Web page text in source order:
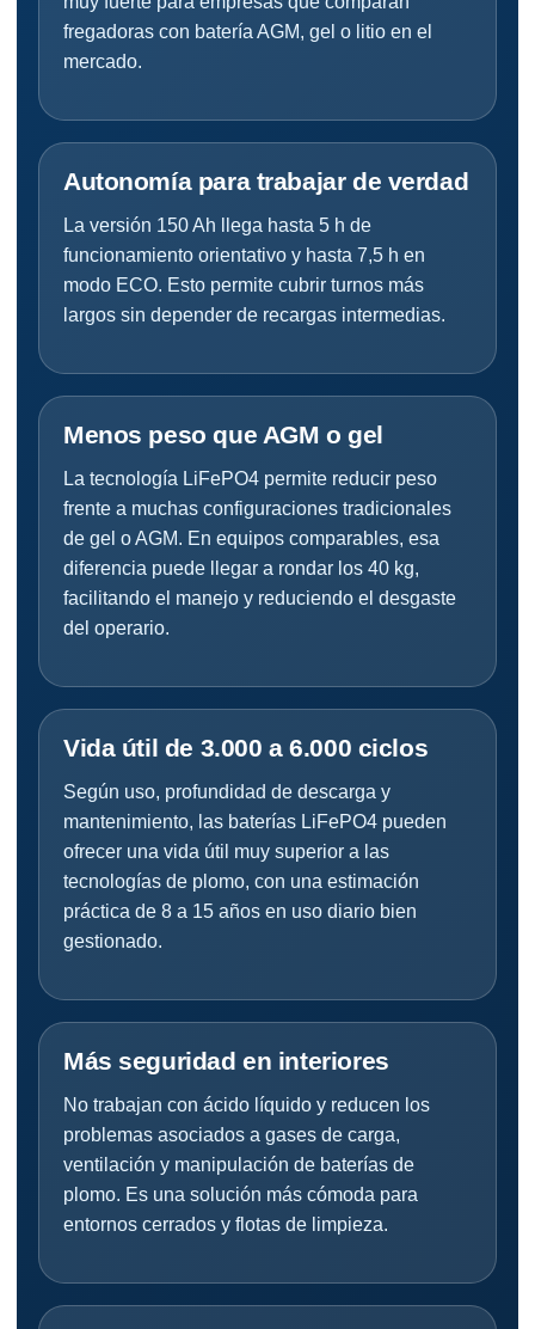
fregadoras con batería AGM, gel o litio en el
mercado.
Autonomía para trabajar de verdad
La versión 150 Ah llega hasta 5 h de
funcionamiento orientativo y hasta 7,5 h en
modo ECO. Esto permite cubrir turnos más
largos sin depender de recargas intermedias.
Menos peso que AGM o gel
La tecnología LiFePO4 permite reducir peso
frente a muchas configuraciones tradicionales
de gel o AGM. En equipos comparables, esa
diferencia puede llegar a rondar los 40 kg,
facilitando el manejo y reduciendo el desgaste
del operario.
Vida útil de 3.000 a 6.000 ciclos
Según uso, profundidad de descarga y
mantenimiento, las baterías LiFePO4 pueden
ofrecer una vida útil muy superior a las
tecnologías de plomo, con una estimación
práctica de 8 a 15 años en uso diario bien
gestionado.
Más seguridad en interiores
No trabajan con ácido líquido y reducen los
problemas asociados a gases de carga,
ventilación y manipulación de baterías de
plomo. Es una solución más cómoda para
entornos cerrados y flotas de limpieza.